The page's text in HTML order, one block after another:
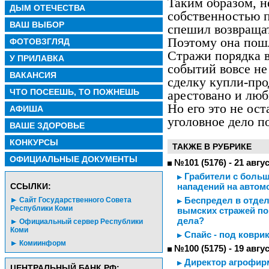
ДЫМ ОТЕЧЕСТВА
ВАШ ВЫБОР
ФОТОВЗГЛЯД
У ПРИЛАВКА
ВАКАНСИЯ
ЧТО ПОСЕЕШЬ, ТО ПОЖНЕШЬ
АФИША
ВАШЕ ЗДОРОВЬЕ
КОНКУРСЫ
ОФИЦИАЛЬНЫЕ ДОКУМЕНТЫ
CСЫЛКИ:
Сайт Государственного Совета
Республики Коми
Официальный сервер Республики
Коми
Комиинформ
собственностью
спешил
Поэтому она
Стражи порядка
событий вовсе
сделку купли-
арестовано и
Но его это не
уголовное дело
ТАКЖЕ В РУБРИКЕ
№101 (5176) - 21
Грабители с
нападений на
Беспредел в
вымских стражей
дела?
Спайс - под
№100 (5175) - 19
Директор